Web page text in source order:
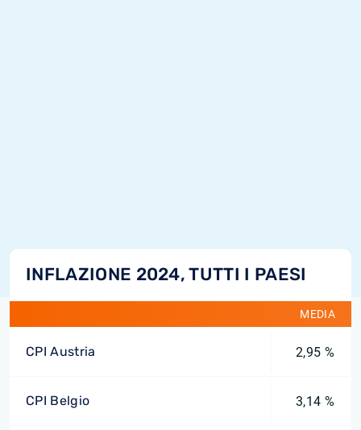
INFLAZIONE 2024, TUTTI I PAESI
MEDIA
CPI Austria 2,95 %
CPI Belgio 3,14 %